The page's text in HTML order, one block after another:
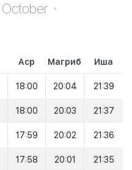
October
Аср Магриб Иша
18:00 20:04 21:39
18:00 20:03 21:37
17:59 20:02 21:36
17:58 20:01 21:35